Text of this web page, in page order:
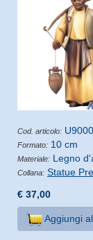
Cod. articolo:
Formato: 10 cm
Materiale: Legno
Collana: Statue
€ 37,00
Aggiungi